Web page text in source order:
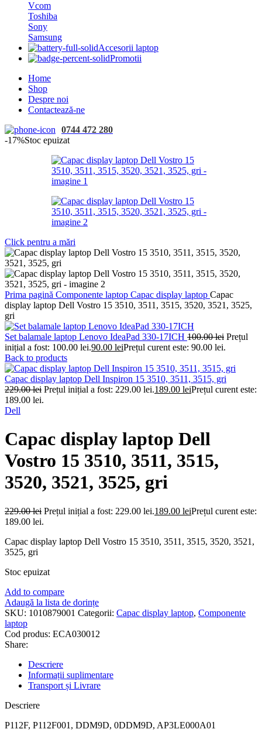
Vcom
Toshiba
Sony
Samsung
Accesorii laptop
Promotii
Home
Shop
Despre noi
Contactează-ne
0744 472 280
-17%Stoc epuizat
Click pentru a mări
Prima pagină Componente laptop Capac display laptop Capac
display laptop Dell Vostro 15 3510, 3511, 3515, 3520, 3521, 3525,
gri
Set balamale laptop Lenovo IdeaPad 330-17ICH 100.00lei Prețul
inițial a fost: 100.00 lei.90.00 leiPrețul curent este: 90.00 lei.
Back to products
Capac display laptop Dell Inspiron 15 3510, 3511, 3515, gri
229.00lei Prețul inițial a fost: 229.00 lei.189.00 leiPrețul curent este:
189.00 lei.
Dell
Capac display laptop Dell
Vostro 15 3510, 3511, 3515,
3520, 3521, 3525, gri
229.00lei Prețul inițial a fost: 229.00 lei.189.00 leiPrețul curent este:
189.00 lei.
Capac display laptop Dell Vostro 15 3510, 3511, 3515, 3520, 3521,
3525, gri
Stoc epuizat
Add to compare
Adaugă la lista de dorințe
SKU: 1010879001 Categorii: Capac display laptop, Componente
laptop
Cod produs: ECA030012
Share:
Descriere
Informații suplimentare
Transport și Livrare
Descriere
P112F, P112F001, DDM9D, 0DDM9D, AP3LE000A01